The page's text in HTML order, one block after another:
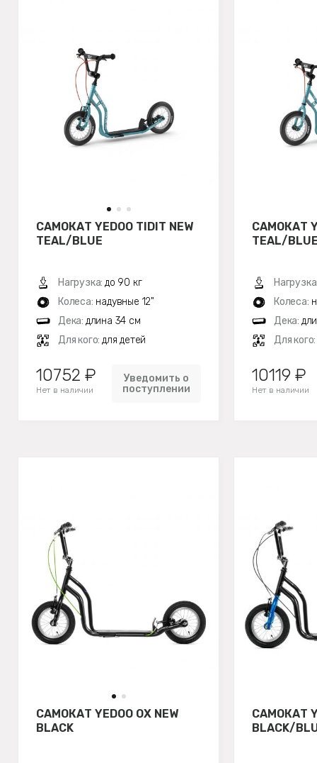
САМОКАТ YEDOO TIDIT NEW
TEAL/BLUE
Нагрузка: до 90 кг
Колеса: надувные 12"
Дека: длина 34 см
Для кого: для детей
10752 ₽
Нет в наличии
Уведомить о
поступлении
САМОКАТ
TEAL/
Колеса:
Дека:
Для кого:
10119 ₽
Нет в наличии
САМОКАТ YEDOO OX NEW
BLACK
САМОКАТ
BLACK/